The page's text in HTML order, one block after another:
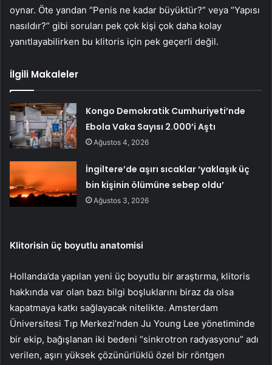
oynar. Öte yandan “Penis ne kadar büyüktür?” veya “Yapısı
nasıldır?” gibi soruları pek çok kişi çok daha kolay
yanıtlayabilirken bu klitoris için pek geçerli değil.
İlgili Makaleler
Kongo Demokratik Cumhuriyeti’nde
Ebola Vaka Sayısı 2.000’i Aştı
Ağustos 4, 2026
İngiltere’de aşırı sıcaklar ‘yaklaşık üç
bin kişinin ölümüne sebep oldu’
Ağustos 3, 2026
Klitorisin üç boyutlu anatomisi
Hollanda’da yapılan yeni üç boyutlu bir araştırma, klitoris
hakkında var olan bazı bilgi boşluklarını biraz da olsa
kapatmaya katkı sağlayacak nitelikte. Amsterdam
Üniversitesi Tıp Merkezi’nden Ju Young Lee yönetiminde
bir ekip, bağışlanan iki bedeni “sinkrotron radyasyonu” adı
verilen, aşırı yüksek çözünürlüklü özel bir röntgen